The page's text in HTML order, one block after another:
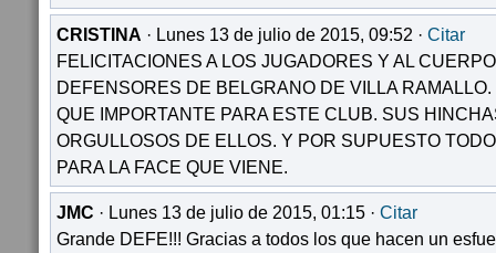
CRISTINA · Lunes 13 de julio de 2015, 09:52 · Citar
FELICITACIONES A LOS JUGADORES Y AL
DEFENSORES DE BELGRANO DE VILLA
QUE IMPORTANTE PARA ESTE CLUB. SUS
ORGULLOSOS DE ELLOS. Y POR SUPUESTO
PARA LA FACE QUE VIENE.
JMC · Lunes 13 de julio de 2015, 01:15 · Citar
Grande DEFE!!! Gracias a todos los que hacen un